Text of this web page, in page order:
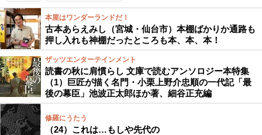
本屋はワンダーランドだ！
古本あらえみし（宮城・仙台市）本棚ばかりか通路も
押し入れも神棚だったところも本、本、本！
ザッツエンターテインメント
読書の秋に肩慣らし 文庫で読むアンソロジー本特集
（1）巨匠が描く名門・小栗上野介忠順の一代記「最
後の幕臣」池波正太郎ほか著、細谷正充編
修羅にうたう
（24）これは…もしや先代の